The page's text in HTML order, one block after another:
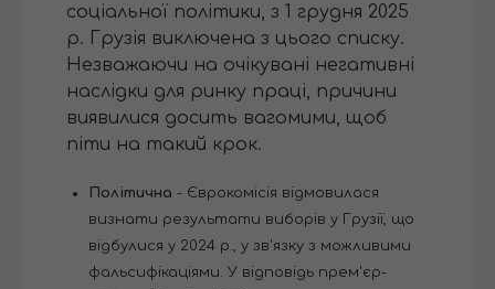
соціальної політики, з 1 грудня 2025
р. Грузія виключена з цього списку.
Незважаючи на очікувані негативні
наслідки для ринку праці, причини
виявилися досить вагомими, щоб
піти на такий крок.
Політична - Єврокомісія відмовилася
визнати результати виборів у Грузії, що
відбулися у 2024 р., у зв'язку з можливими
фальсифікаціями. У відповідь прем'єр-